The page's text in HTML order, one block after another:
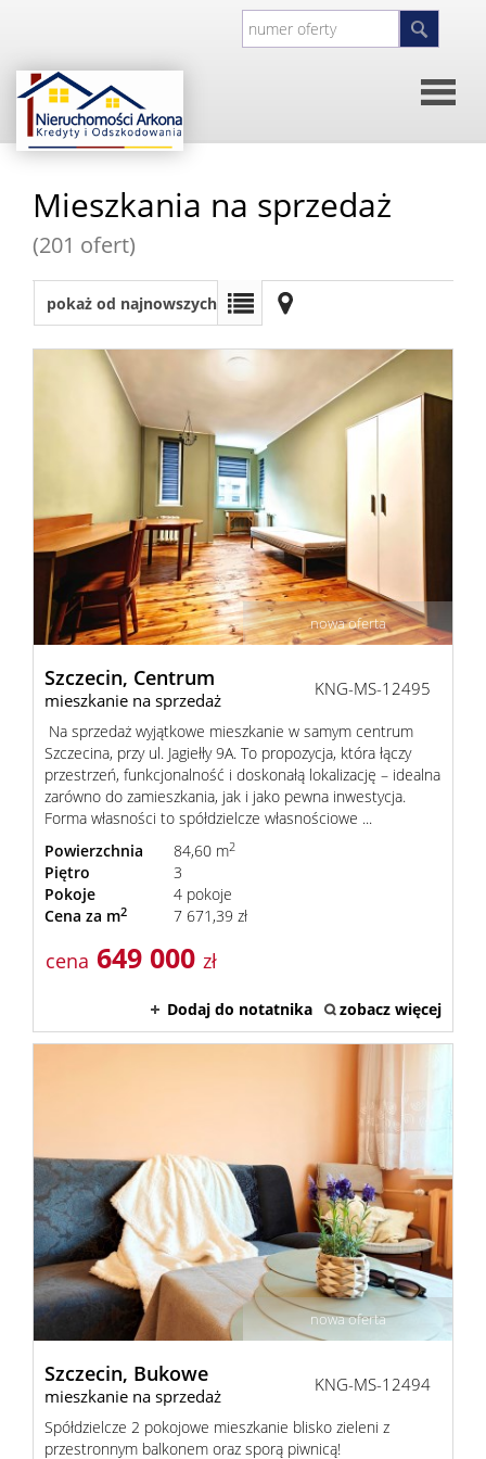
Domy
Lokale
Mieszkania na sprzedaż
(201 ofert)
pokaż od najnowszych
nowa oferta
Szczecin, Centrum
mieszkanie na sprzedaż
KNG-MS-12495
Na sprzedaż wyjątkowe mieszkanie w samym centrum
Szczecina, przy ul. Jagiełły 9A. To propozycja, która łączy
przestrzeń, funkcjonalność i doskonałą lokalizację – idealna
zarówno do zamieszkania, jak i jako pewna inwestycja.
Forma własności to spółdzielcze własnościowe ...
Powierzchnia
84,60 m2
Piętro
3
Pokoje
4 pokoje
Cena za m2 7 671,39 zł
cena 649 000 zł
Dodaj do notatnika zobacz więcej
nowa oferta
Szczecin, Bukowe
mieszkanie na sprzedaż
KNG-MS-12494
Spółdzielcze 2 pokojowe mieszkanie blisko zieleni z
przestronnym balkonem oraz sporą piwnicą!